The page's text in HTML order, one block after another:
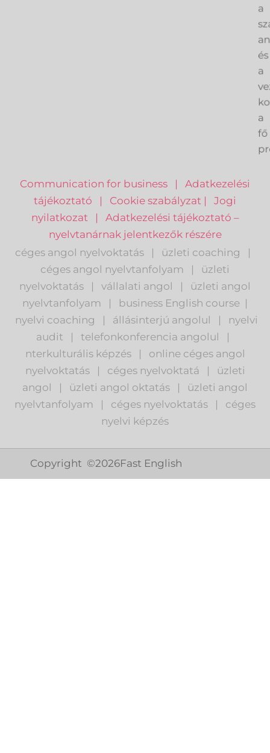
a
és
a
a
Communication for business | Adatkezelési
tájékoztató | Cookie szabályzat | Jogi
nyilatkozat | Adatkezelési tájékoztató –
nyelvtanárnak jelentkezők részére
céges angol nyelvoktatás
| üzleti coaching
|
céges angol nyelvtanfolyam
|
üzleti
nyelvoktatás
| vállalati angol |
üzleti angol
nyelvtanfolyam
| business English course |
nyelvi coaching
| állásinterjú angolul |
nyelvi
audit
| telefonkonferencia angolul
|
nterkulturális képzés
| online céges angol
nyelvoktatás
| céges nyelvoktatá |
üzleti
angol
| üzleti angol oktatás |
üzleti angol
nyelvtanfolyam
| céges nyelvoktatás |
céges
nyelvi képzés
Copyright ©2026Fast English